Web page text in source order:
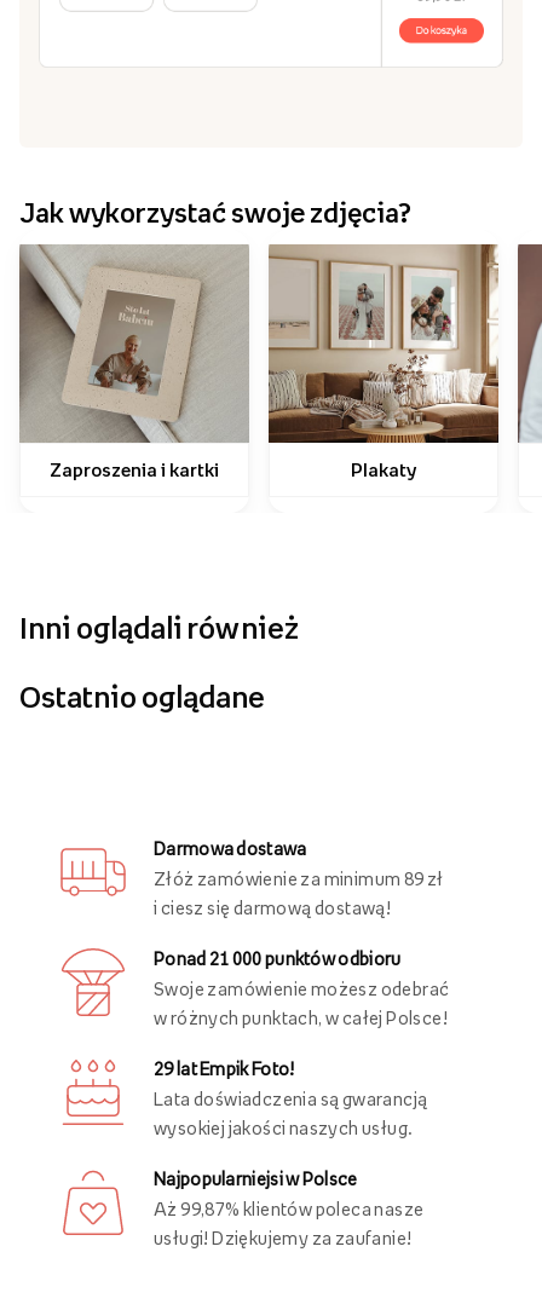
Jak wykorzystać swoje zdjęcia?
Zaproszenia i kartki Plakaty
Inni oglądali również
Ostatnio oglądane
Darmowa dostawa
Złóż zamówienie za minimum 89 zł
i ciesz się darmową dostawą!
Ponad 21 000 punktów odbioru
Swoje zamówienie możesz odebrać
w różnych punktach, w całej Polsce!
29 lat Empik Foto!
Lata doświadczenia są gwarancją
wysokiej jakości naszych usług.
Najpopularniejsi w Polsce
Aż 99,87% klientów poleca nasze
usługi! Dziękujemy za zaufanie!